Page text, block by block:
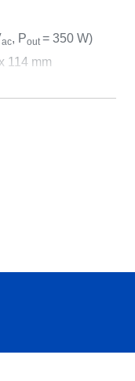
ac, Pout= 350 W)
114 mm